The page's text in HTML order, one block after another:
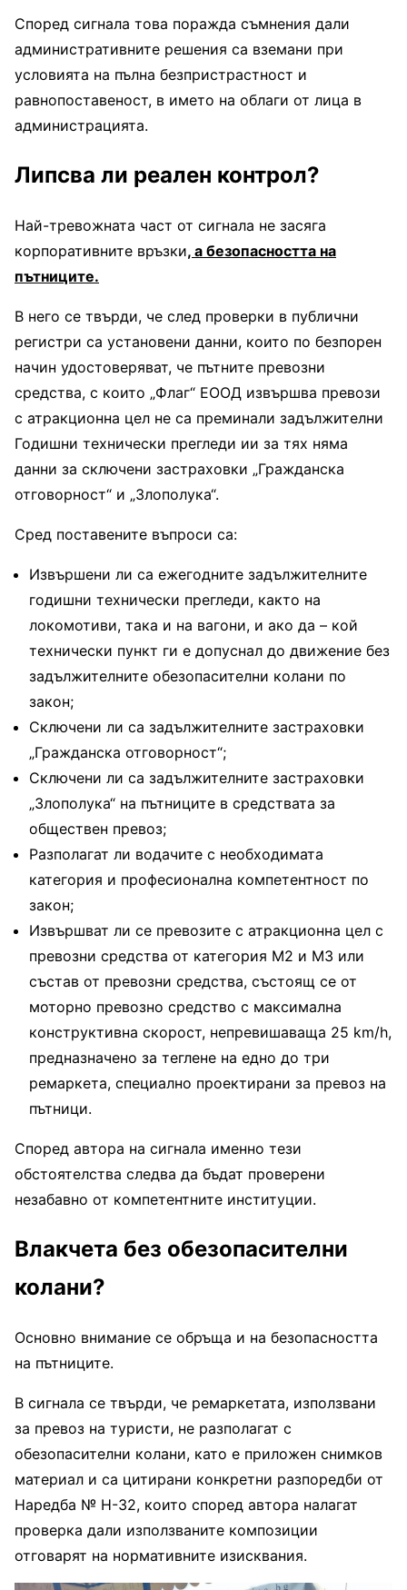
Според сигнала това поражда съмнения дали
административните решения са вземани при
условията на пълна безпристрастност и
равнопоставеност, в името на облаги от лица в
администрацията.
Липсва ли реален контрол?
Най-тревожната част от сигнала не засяга
корпоративните връзки, а безопасността на
пътниците.
В него се твърди, че след проверки в публични
регистри са установени данни, които по безпорен
начин удостоверяват, че пътните превозни
средства, с които „Флаг“ ЕООД извършва превози
с атракционна цел не са преминали задължителни
Годишни технически прегледи ии за тях няма
данни за сключени застраховки „Гражданска
отговорност“ и „Злополука“.
Сред поставените въпроси са:
Извършени ли са ежегодните задължителните
годишни технически прегледи, както на
локомотиви, така и на вагони, и ако да – кой
технически пункт ги е допуснал до движение без
задължителните обезопасителни колани по
закон;
Сключени ли са задължителните застраховки
„Гражданска отговорност“;
Сключени ли са задължителните застраховки
„Злополука“ на пътниците в средствата за
обществен превоз;
Разполагат ли водачите с необходимата
категория и професионална компетентност по
закон;
Извършват ли се превозите с атракционна цел с
превозни средства от категория М2 и М3 или
състав от превозни средства, състоящ се от
моторно превозно средство с максимална
конструктивна скорост, непревишаваща 25 km/h,
предназначено за теглене на едно до три
ремаркета, специално проектирани за превоз на
пътници.
Според автора на сигнала именно тези
обстоятелства следва да бъдат проверени
незабавно от компетентните институции.
Влакчета без обезопасителни
колани?
Основно внимание се обръща и на безопасността
на пътниците.
В сигнала се твърди, че ремаркетата, използвани
за превоз на туристи, не разполагат с
обезопасителни колани, като е приложен снимков
материал и са цитирани конкретни разпоредби от
Наредба № Н-32, които според автора налагат
проверка дали използваните композиции
отговарят на нормативните изисквания.